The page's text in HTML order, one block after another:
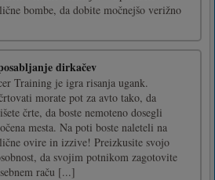
bombe, da dobite močnejšo verižno
dirkačev
Training je igra risanja ugank.
morate pot za avto tako, da
črte, da boste nemoteno dosegli
mesta. Na poti boste naleteli na
ovire in izzive! Preizkusite svojo
da svojim potnikom zagotovite
raču [...]